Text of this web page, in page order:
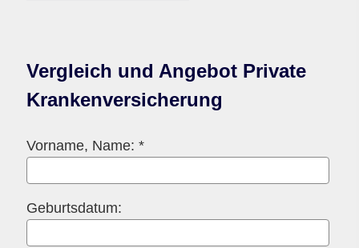
Vergleich und Angebot Private
Kranken­ver­si­che­rung
Vorname, Name: *
Geburts­datum: